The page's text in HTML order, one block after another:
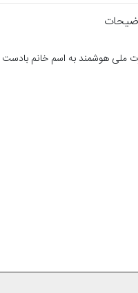
ملی هوشمند به اسم خانم بادست